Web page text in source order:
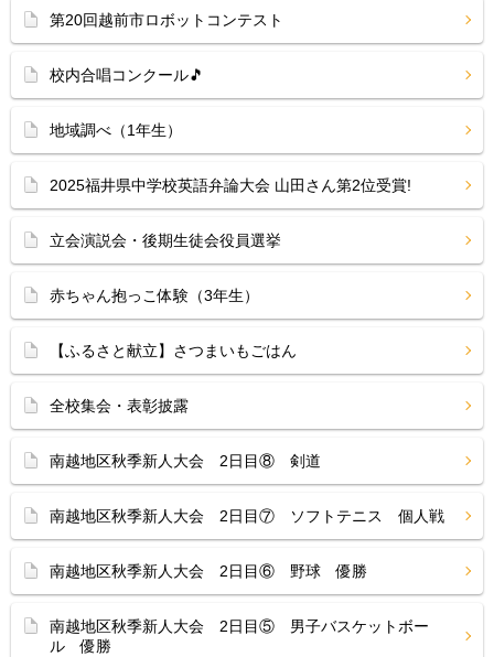
第20回越前市ロボットコンテスト
校内合唱コンクール🎵
地域調べ（1年生）
2025福井県中学校英語弁論大会 山田さん第2位受賞!
立会演説会・後期生徒会役員選挙
赤ちゃん抱っこ体験（3年生）
【ふるさと献立】さつまいもごはん
全校集会・表彰披露
南越地区秋季新人大会 2日目⑧ 剣道
南越地区秋季新人大会 2日目⑦ ソフトテニス 個人戦
南越地区秋季新人大会 2日目⑥ 野球 優勝
南越地区秋季新人大会 2日目⑤ 男子バスケットボー
ル 優勝